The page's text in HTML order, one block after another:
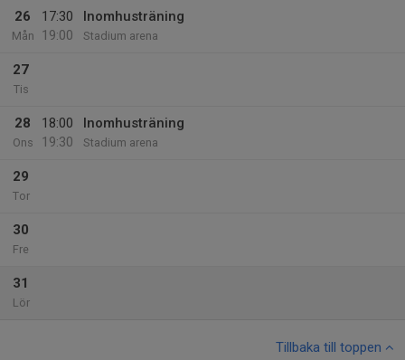
26
Mån
17:30
19:00
Inomhusträning
Stadium arena
27
Tis
28
Ons
18:00
19:30
Inomhusträning
Stadium arena
29
Tor
30
Fre
31
Lör
Tillbaka till toppen